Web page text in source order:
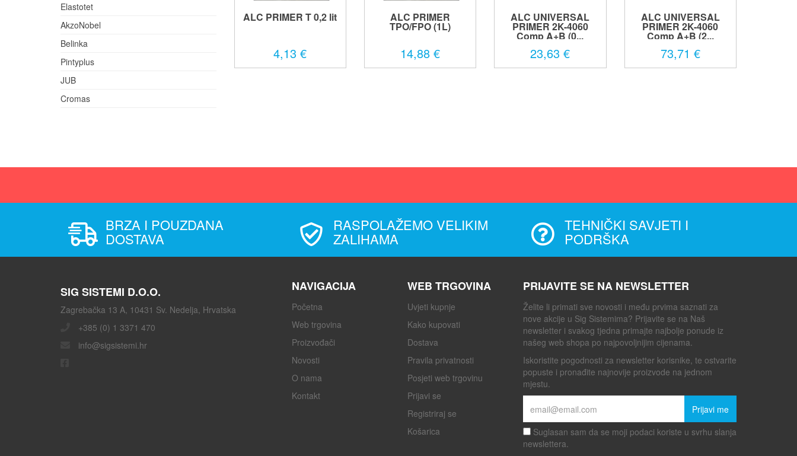
Elastotet
AkzoNobel
Belinka
Pintyplus
JUB
Cromas
ALC PRIMER T 0,2 lit
4,13 €
ALC PRIMER
TPO/FPO (1L)
14,88 €
ALC UNIVERSAL
PRIMER 2K-4060
Comp A+B (0...
23,63 €
ALC UNIVERSAL
PRIMER 2K-4060
Comp A+B (2...
73,71 €
BRZA I POUZDANA
DOSTAVA
RASPOLAŽEMO VELIKIM
ZALIHAMA
TEHNIČKI SAVJETI I
PODRŠKA
SIG SISTEMI D.O.O.
Zagrebačka 13 A, 10431 Sv. Nedelja, Hrvatska
+385 (0) 1 3371 470
info@sigsistemi.hr
NAVIGACIJA
Početna
Web trgovina
Proizvođači
Novosti
O nama
Kontakt
WEB TRGOVINA
Uvjeti kupnje
Kako kupovati
Dostava
Pravila privatnosti
Posjeti web trgovinu
Prijavi se
Registriraj se
Košarica
PRIJAVITE SE NA NEWSLETTER
Želite li primati sve novosti i među prvima saznati za
nove akcije u Sig Sistemima? Prijavite se na Naš
newsletter i svakog tjedna primajte najbolje ponude iz
našeg web shopa po najpovoljnijim cijenama.
Iskoristite pogodnosti za newsletter korisnike, te ostvarite
popuste i pronađite najnovije proizvode na jednom
mjestu.
Prijavi me
Suglasan sam da se moji podaci koriste u svrhu slanja
newslettera.